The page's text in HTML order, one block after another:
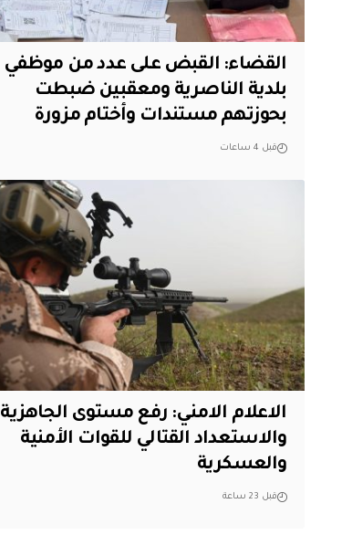
القضاء: القبض على عدد من موظفي
بلدية الناصرية ومعقبين ضبطت
بحوزتهم مستندات وأختام مزورة
قبل 4 ساعات
الاعلام الامني: رفع مستوى الجاهزية
والاستعداد القتالي للقوات الأمنية
والعسكرية
قبل 23 ساعة